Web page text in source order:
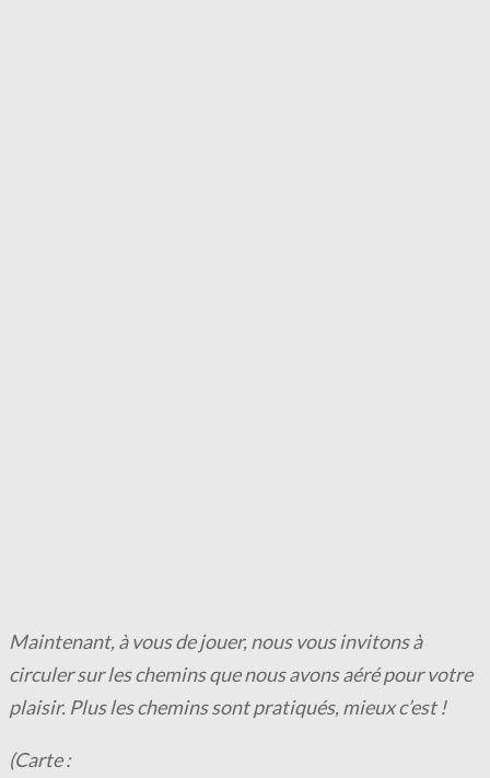
Maintenant, à vous de jouer, nous vous invitons à
circuler sur les chemins que nous avons aéré pour votre
plaisir. Plus les chemins sont pratiqués, mieux c’est !
(Carte :